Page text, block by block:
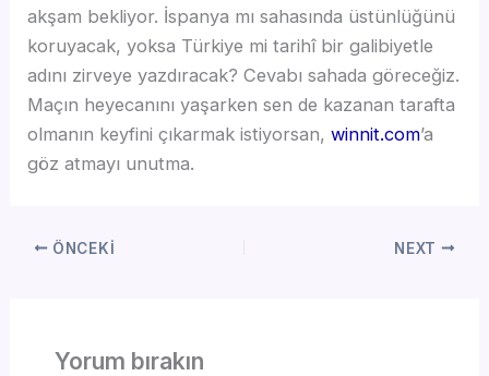
akşam bekliyor. İspanya mı sahasında üstünlüğünü
koruyacak, yoksa Türkiye mi tarihî bir galibiyetle
adını zirveye yazdıracak? Cevabı sahada göreceğiz.
Maçın heyecanını yaşarken sen de kazanan tarafta
olmanın keyfini çıkarmak istiyorsan,winnit.com’a
göz atmayı unutma.
ÖNCEKI NEXT
Yorum bırakın